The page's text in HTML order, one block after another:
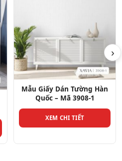
Mẫu Giấy Dán Tường Hàn
Quốc – Mã 3907-3
XEM CHI TIẾT
›